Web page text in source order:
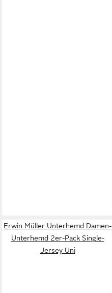
Erwin Müller Unterhemd Damen-
Unterhemd 2er-Pack Single-
Jersey Uni